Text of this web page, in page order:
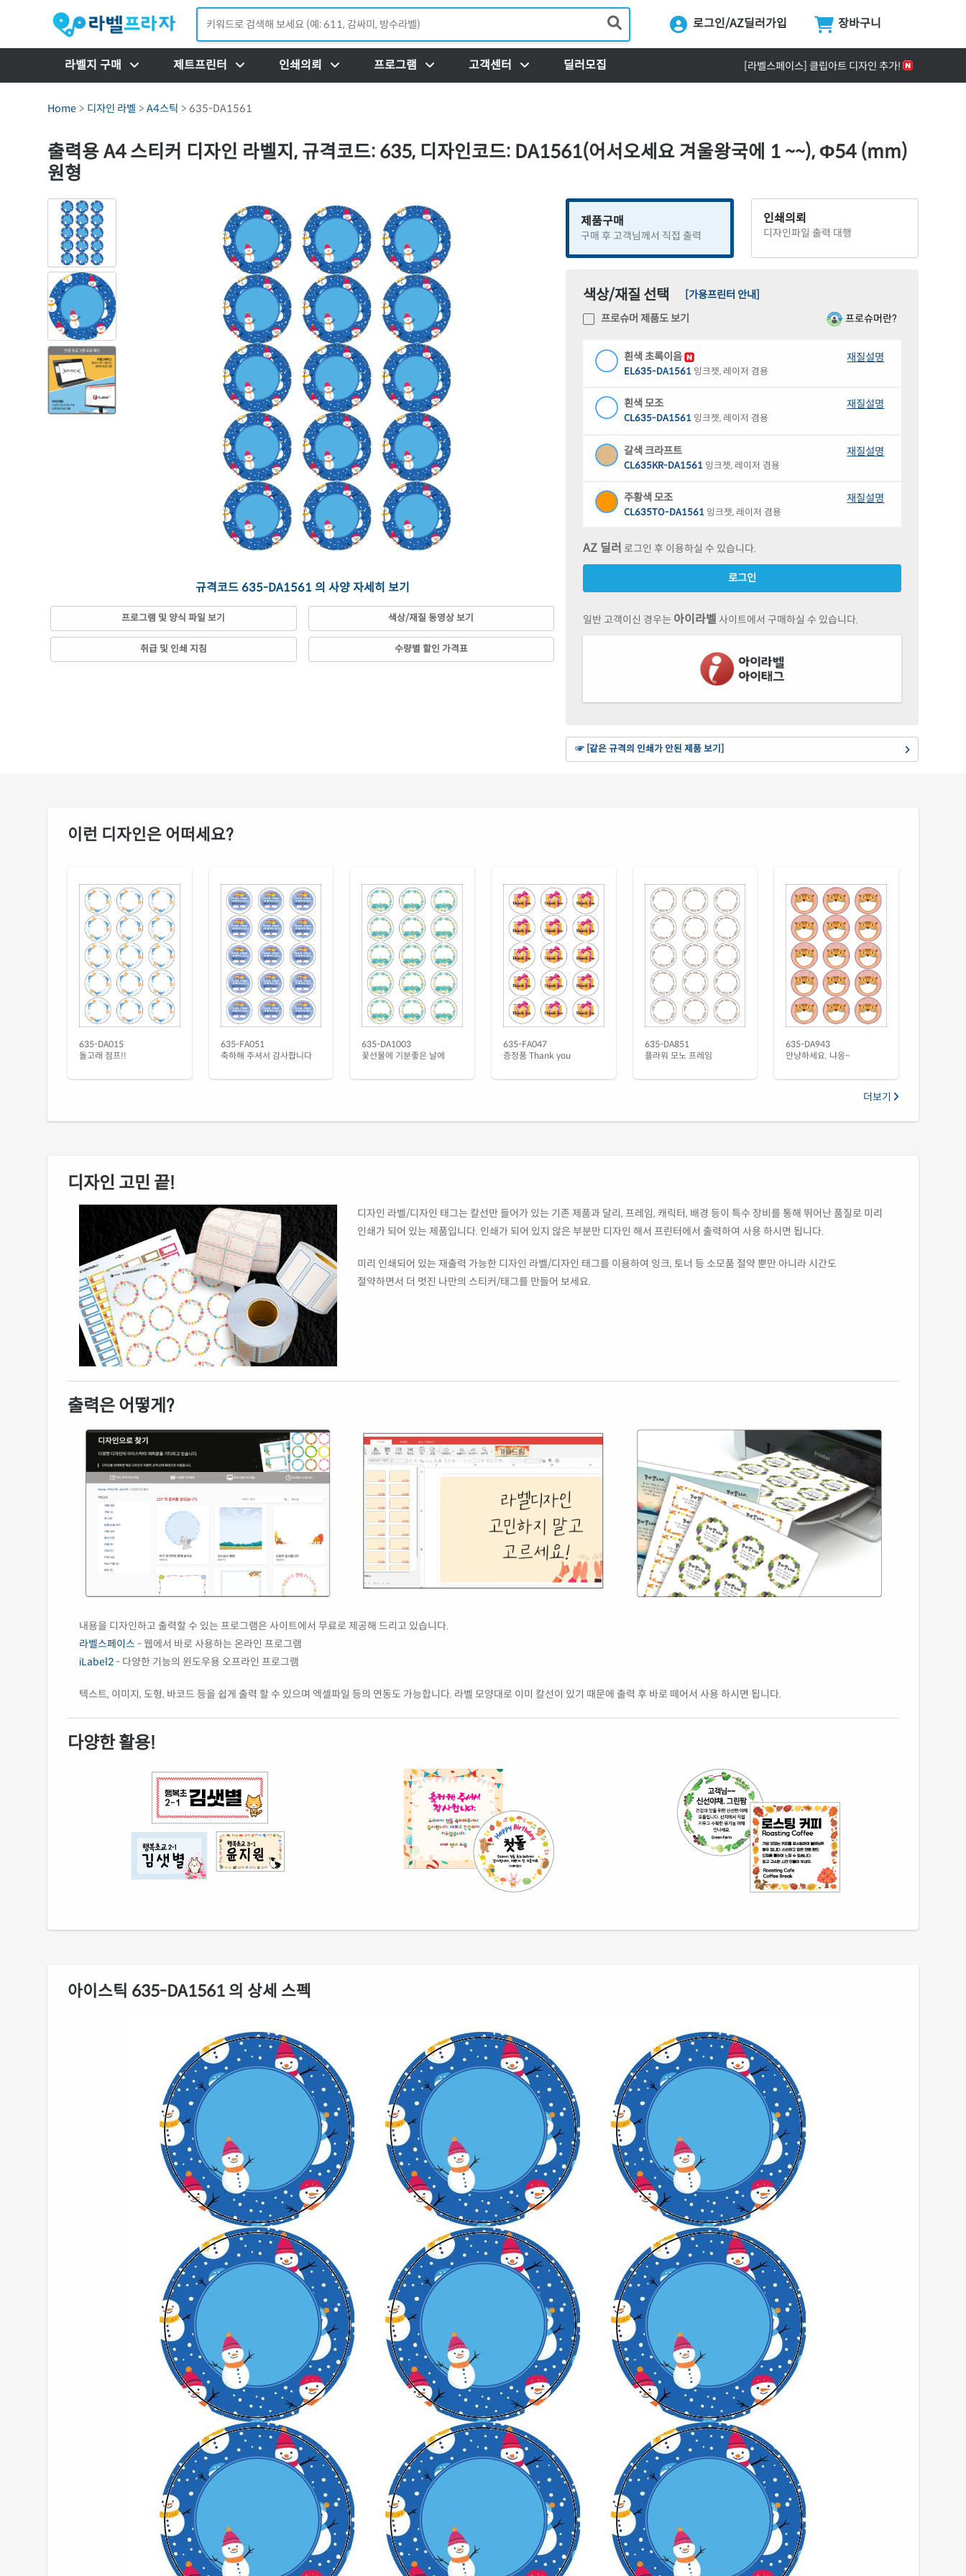
Loading...
로그인/AZ딜러가입 장바구니
라벨지 구매 제트프린터 인쇄의뢰 프로그램 고객센터 딜러모집
[라벨스페이스] 클립아트 디자인 추가!
[공지] 라벨프라자 무료배송 기준 금액 변경 안내
Home 디자인 라벨 A4스틱 635-DA1561
출력용 A4 스티커 디자인 라벨지, 규격코드: 635, 디자인코드: DA1561(어서오세요 겨울왕국에 1 ~~), Φ54 (mm)
원형
규격코드 635-DA1561 의 사양 자세히 보기
프로그램 및 양식 파일 보기 색상/재질 동영상 보기
취급 및 인쇄 지침 수량별 할인 가격표
제품구매
구매 후 고객님께서 직접 출력
인쇄의뢰
디자인파일 출력 대행
색상/재질 선택
[가용프린터 안내]
프로슈머 제품도 보기
프로슈머란?
흰색 초록이음
EL635-DA1561 잉크젯, 레이저 겸용
재질설명
흰색 모조
CL635-DA1561 잉크젯, 레이저 겸용
재질설명
갈색 크라프트
CL635KR-DA1561 잉크젯, 레이저 겸용
재질설명
주황색 모조
CL635TO-DA1561 잉크젯, 레이저 겸용
재질설명
흰색 모조 잉크젯
흰색 무광 방수 잉크젯 재질설명
잉크젯 전용
CL635LG-DA1561레이저 전용
CL635WP-DA1561 레이저 전용
AZ 딜러 로그인 후 이용하실 수 있습니다.
로그인
일반 고객이신 경우는 아이라벨 사이트에서 구매하실 수 있습니다.
☞ [같은 규격의 인쇄가 안된 제품 보기]
이런 디자인은 어떠세요?
635-DA015
돌고래 점프!!
635-FA051
축하해 주셔서 감사합니다
635-DA1003
꽃선물에 기분좋은 날에
635-FA047
증정품 Thank you
635-DA851
플라워 모노 프레임
635-DA943
안냥하세요. 냐옹~
더보기
디자인 고민 끝!
디자인 라벨/디자인 태그는 칼선만 들어가 있는 기존 제품과 달리, 프레임, 캐릭터, 배경 등이 특수 장비를 통해 뛰어난 품질로 미리
인쇄가 되어 있는 제품입니다. 인쇄가 되어 있지 않은 부분만 디자인 해서 프린터에서 출력하여 사용 하시면 됩니다.
미리 인쇄되어 있는 재출력 가능한 디자인 라벨/디자인 태그를 이용하여 잉크, 토너 등 소모품 절약 뿐만 아니라 시간도
절약하면서 더 멋진 나만의 스티커/태그를 만들어 보세요.
출력은 어떻게?
내용을 디자인하고 출력할 수 있는 프로그램은 사이트에서 무료로 제공해 드리고 있습니다.
라벨스페이스 - 웹에서 바로 사용하는 온라인 프로그램
iLabel2- 다양한 기능의 윈도우용 오프라인 프로그램
텍스트, 이미지, 도형, 바코드 등을 쉽게 출력 할 수 있으며 엑셀파일 등의 연동도 가능합니다. 라벨 모양대로 이미 칼선이 있기 때문에 출력 후 바로 떼어서 사용 하시면 됩니다.
다양한 활용!
아이스틱 635-DA1561 의 상세 스펙